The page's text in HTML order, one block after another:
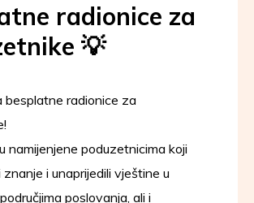
radionice za
💡
besplatne radionice za
namijenjene poduzetnicima koji
i unaprijedili vještine u
poslovanja, ali i